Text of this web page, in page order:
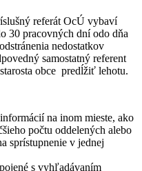
referát OcÚ vybaví
30 pracovných dní odo dňa
nedostatkov
samostatný referent
obce predĺžiť lehotu.
na inom mieste, ako
počtu oddelených alebo
sprístupnenie v jednej
s vyhľadávaním